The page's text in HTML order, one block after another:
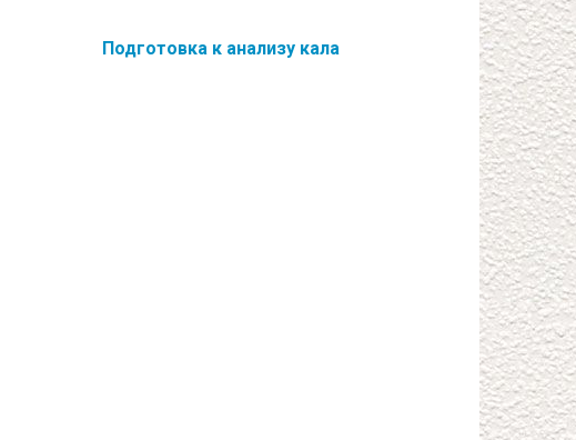
Подготовка к анализу кала